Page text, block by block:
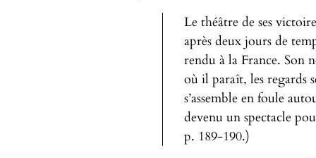
Le théâtre de ses
après deux jours de
rendu à la France. Son
où il paraît, les
s’assemble en foule
devenu un spectacle
p. 189-190.)